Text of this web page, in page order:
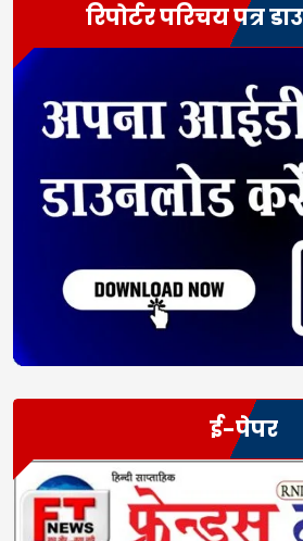
रिपोर्टर परिचय पत्र
ई-पेपर